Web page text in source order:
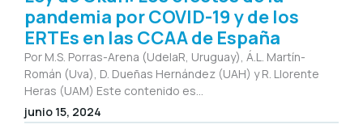
pandemia por COVID-19 y de los
ERTEs en las CCAA de España
Por M.S. Porras-Arena (UdelaR, Uruguay), Á.L. Martín-
Román (Uva), D. Dueñas Hernández (UAH) y R. Llorente
Heras (UAM) Este contenido es...
junio 15, 2024